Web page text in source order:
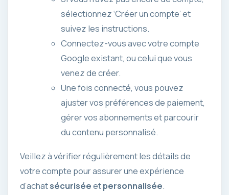
sélectionnez ‘Créer un compte’ et
suivez les instructions.
Connectez-vous avec votre compte
Google existant, ou celui que vous
venez de créer.
Une fois connecté, vous pouvez
ajuster vos préférences de paiement,
gérer vos abonnements et parcourir
du contenu personnalisé.
Veillez à vérifier régulièrement les détails de
votre compte pour assurer une expérience
d’achatsécuriséeetpersonnalisée.